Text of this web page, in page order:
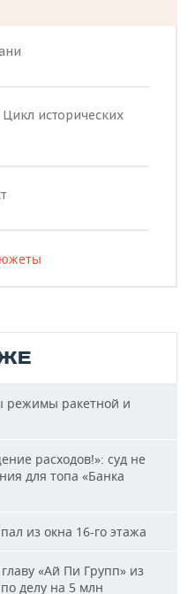
исторических
режимы ракетной и
расходов!»: суд не
для топа «Банка
из окна 16-го этажа
«Ай Пи Групп» из
делу на 5 млн